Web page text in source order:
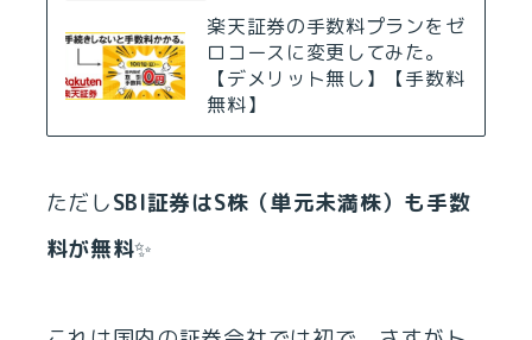
楽天証券の手数料プランをゼ
ロコースに変更してみた。
【デメリット無し】【手数料
無料】
ただしSBI証券はS株（単元未満株）も手数
料が無料✨